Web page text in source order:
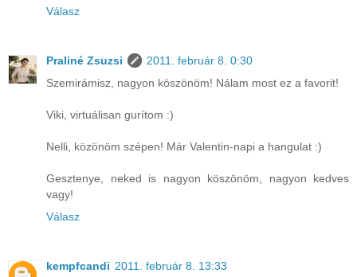
Válasz
Praliné Zsuzsi
2011. február 8. 0:30
Szemirámisz, nagyon köszönöm! Nálam most ez a favorit!
Viki, virtuálisan gurítom :)
Nelli, közönöm szépen! Már Valentin-napi a hangulat :)
Gesztenye, neked is nagyon köszönöm, nagyon kedves
vagy!
Válasz
kempfcandi 2011. február 8. 13:33